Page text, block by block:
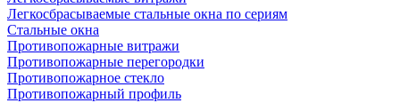
Легкосбрасываемые стальные окна по сериям
Стальные окна
Противопожарные витражи
Противопожарные перегородки
Противопожарное стекло
Противопожарный профиль